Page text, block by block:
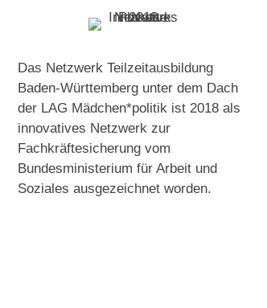
Das Netzwerk Teilzeitausbildung
Baden-Württemberg unter dem Dach
der LAG Mädchen*politik ist 2018 als
innovatives Netzwerk zur
Fachkräftesicherung vom
Bundesministerium für Arbeit und
Soziales ausgezeichnet worden.